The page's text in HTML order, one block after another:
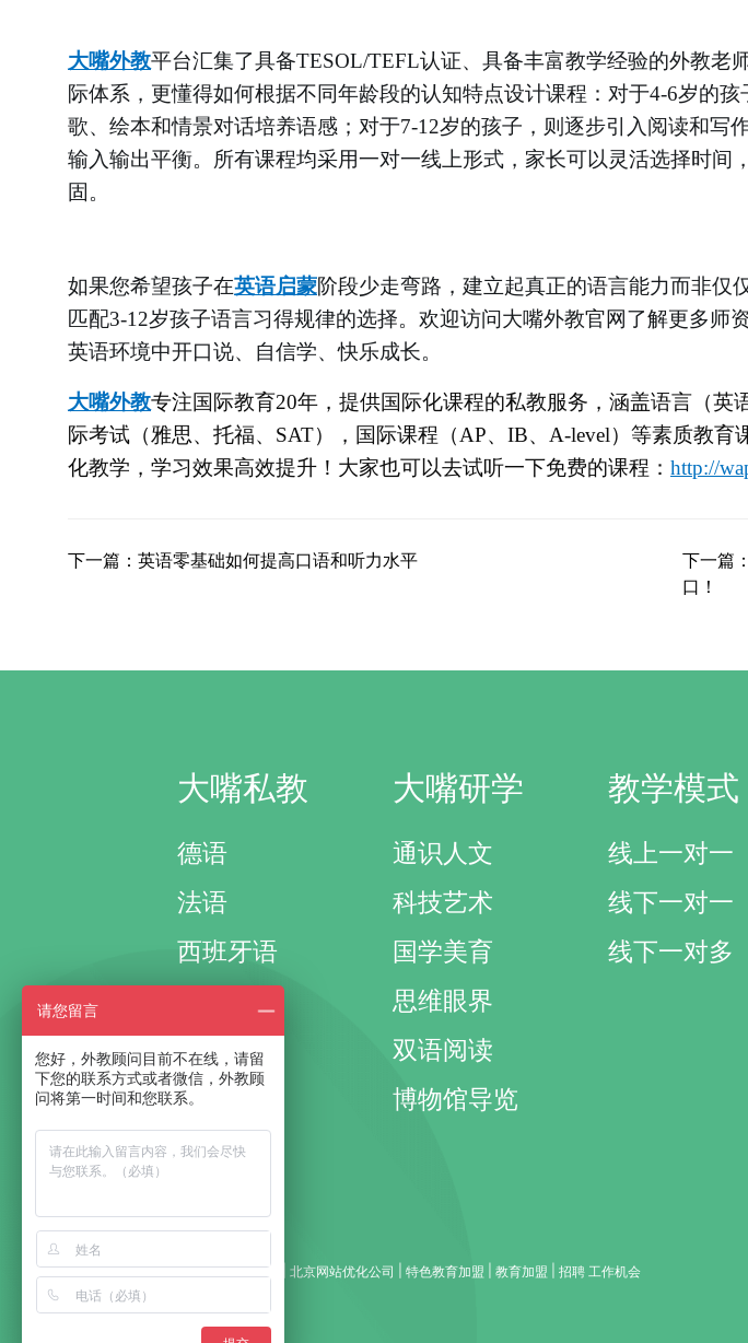
大嘴外教平台汇集了具备TESOL/TEFL认证、具备丰富教学经验的外教老
际体系，更懂得如何根据不同年龄段的认知特点设计课程：对于4-6岁的
歌、绘本和情景对话培养语感；对于7-12岁的孩子，则逐步引入阅读和写
输入输出平衡。所有课程均采用一对一线上形式，家长可以灵活选择时间
固。
如果您希望孩子在英语启蒙阶段少走弯路，建立起真正的语言能力而非仅
匹配3-12岁孩子语言习得规律的选择。欢迎访问大嘴外教官网了解更多师
英语环境中开口说、自信学、快乐成长。
大嘴外教专注国际教育20年，提供国际化课程的私教服务，涵盖语言（英
际考试（雅思、托福、 SAT），国际课程（AP、IB、A-level）等素质教育
化教学，学习效果高效提升！大家也可以去试听一下免费的课程： http://
下一篇：英语零基础如何提高口语和听力水平
下一篇
口！
大嘴私教
德语
法语
西班牙语
国际考试
国际课程
成人口语
大嘴研学
通识人文
科技艺术
国学美育
思维眼界
双语阅读
博物馆导览
教学模式
线上一对一
线下一对一
线下一对多
友情链接： 家教网|全自动天地盒机 北京网站优化公司 特色教育加盟 教育加盟 招聘 工作机会
请您留言
您好，外教顾问目前不在线，请留
下您的联系方式或者微信，外教顾
问将第一时间和您联系。